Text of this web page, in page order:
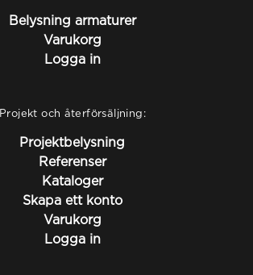
Belysning armaturer
Varukorg
Logga in
Projekt och återförsäljning:
Projektbelysning
Referenser
Kataloger
Skapa ett konto
Varukorg
Logga in